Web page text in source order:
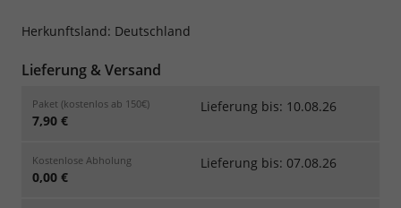
Herkunftsland: Deutschland
Lieferung & Versand
Paket (kostenlos ab 150€)
7,90 €
Lieferung bis: 10.08.26
Kostenlose Abholung
0,00 €
Lieferung bis: 07.08.26